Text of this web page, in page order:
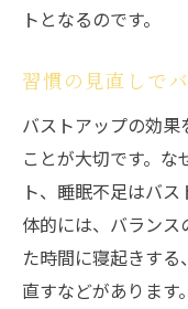
トとなるのです。
習慣の見直しで
バストアップの効
ことが大切です。
ト、睡眠不足はバ
体的には、バランス
た時間に寝起きす
直すなどがあります